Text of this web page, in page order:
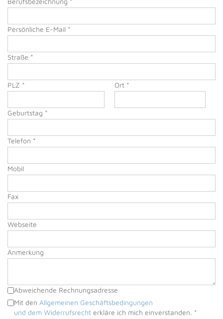
Persönliche E-Mail *
Straße *
PLZ * Ort *
Geburtstag *
Telefon *
Mobil
Fax
Webseite
Anmerkung
Abweichende Rechnungsadresse
Praxisbezeichnung *
Mit den Allgemeinen Geschäftsbedingungen
und dem Widerrufsrecht erkläre ich mich einverstanden. *